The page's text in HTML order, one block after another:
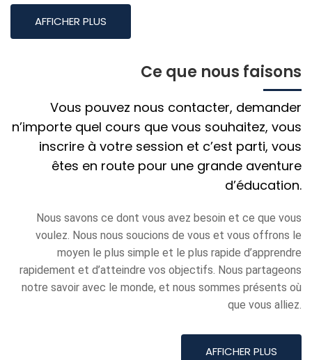
AFFICHER PLUS
Ce que nous faisons
Vous pouvez nous contacter, demander
n’importe quel cours que vous souhaitez, vous
inscrire à votre session et c’est parti, vous
êtes en route pour une grande aventure
d’éducation.
Nous savons ce dont vous avez besoin et ce que vous
voulez. Nous nous soucions de vous et vous offrons le
moyen le plus simple et le plus rapide d’apprendre
rapidement et d’atteindre vos objectifs. Nous partageons
notre savoir avec le monde, et nous sommes présents où
que vous alliez.
AFFICHER PLUS